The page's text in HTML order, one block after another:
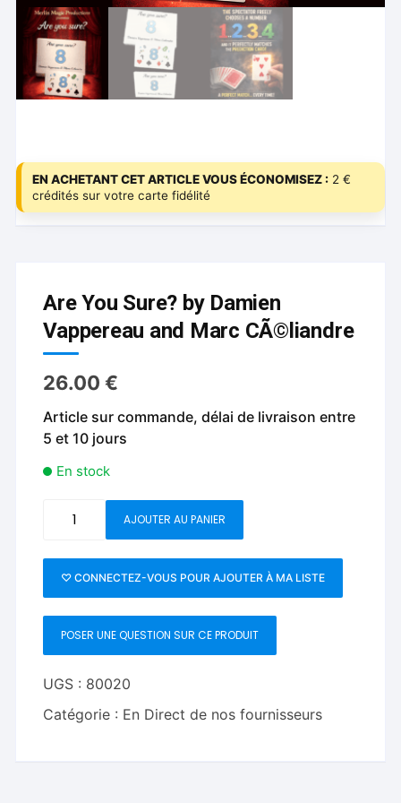
EN ACHETANT CET ARTICLE VOUS ÉCONOMISEZ : 2 €
crédités sur votre carte fidélité
Are You Sure? by Damien
Vappereau and Marc CÃ©liandre
26.00€
Article sur commande, délai de livraison entre
5 et 10 jours
En stock
You
Sure?
by
Damien
Vappereau
and
CÃ©liandre
AJOUTER AU PANIER
♡ CONNECTEZ-VOUS POUR AJOUTER À MA LISTE
POSER UNE QUESTION SUR CE PRODUIT
UGS : 80020
Catégorie : En Direct de nos fournisseurs